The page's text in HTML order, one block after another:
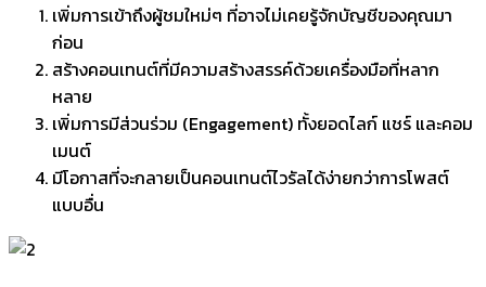
เพิ่มการเข้าถึงผู้ชมใหม่ๆ ที่อาจไม่เคยรู้จักบัญชีของคุณมา
ก่อน
สร้างคอนเทนต์ที่มีความสร้างสรรค์ด้วยเครื่องมือที่หลาก
หลาย
เพิ่มการมีส่วนร่วม (Engagement) ทั้งยอดไลก์ แชร์ และคอม
เมนต์
มีโอกาสที่จะกลายเป็นคอนเทนต์ไวรัลได้ง่ายกว่าการโพสต์
แบบอื่น